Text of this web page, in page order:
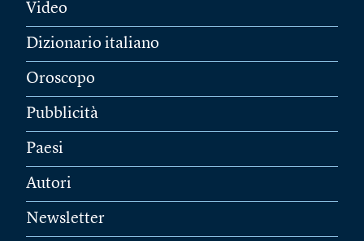
Video
Dizionario italiano
Oroscopo
Pubblicità
Paesi
Autori
Newsletter